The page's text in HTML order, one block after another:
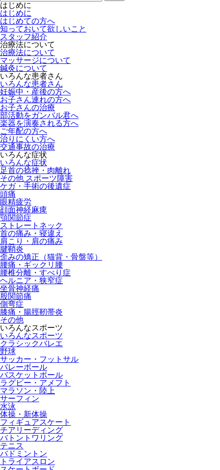
はじめに
はじめに
はじめての方へ
知っておいて欲しいこと
スタッフ紹介
治療法について
治療法について
マッサージについて
鍼灸について
いろんな患者さん
いろんな患者さん
妊娠中・産後の方へ
お子さん連れの方へ
お子さんの治療
部活動をガンバル君へ
楽器を演奏される方へ
ご年配の方へ
治りにくい方へ
交通事故の治療
いろんな症状
いろんな症状
足首の捻挫・肉離れ
その他 スポーツ障害
ケガ・手術の後遺症
頭痛
眼精疲労
顔面神経麻痺
顎関節症
ストレートネック
首の痛み・寝違え
肩こり・肩の痛み
腱鞘炎
歪みの矯正（猫背・骨盤等）
腰痛・ギックリ腰
腰椎分離・すべり症
ヘルニア・狭窄症
坐骨神経痛
股関節痛
側弯症
膝痛・腸脛靭帯炎
その他
いろんなスポーツ
いろんなスポーツ
クラシックバレエ
野球
サッカー・フットサル
バレーボール
バスケットボール
ラグビー・アメフト
マラソン・陸上
サーフィン
水泳
体操・新体操
フィギュアスケート
チアリーディング
バトントワリング
テニス
バドミントン
トライアスロン